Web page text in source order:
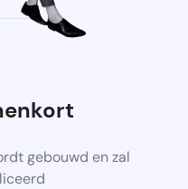
gebouwd en zal